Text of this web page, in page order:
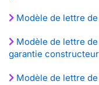
Modèle de lettre
Modèle de lettre
garantie constructeur
Modèle de lettre